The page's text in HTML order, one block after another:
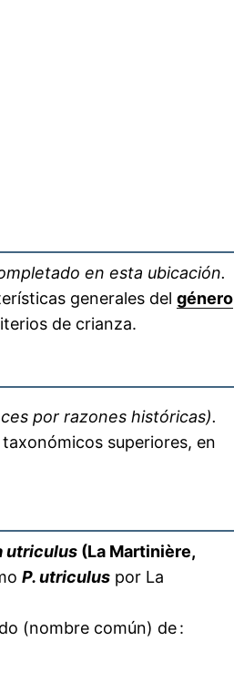
en esta ubicación.
generales del género
de crianza.
por razones históricas).
superiores, en
utriculus (La Martinière,
P. utriculus por La
(nombre común) de :